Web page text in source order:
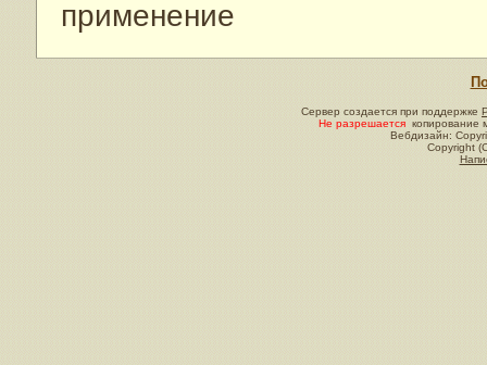
применение
Сервер создается при поддержке
Не разрешается копирование
Вебдизайн:
Copyright